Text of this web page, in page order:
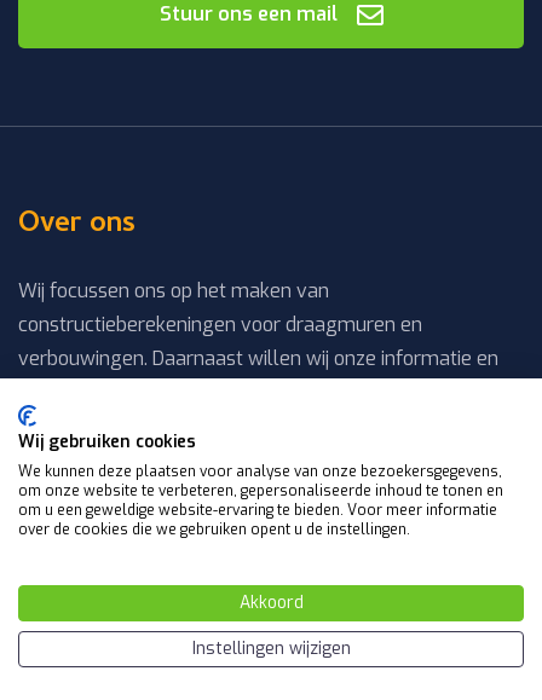
Stuur ons een mail
Over ons
Wij focussen ons op het maken van
constructieberekeningen voor draagmuren en
verbouwingen. Daarnaast willen wij onze informatie en
een eenvoudig verhaal wordt.
Navigation
Constructieberekeningen
Wij gebruiken cookies
We kunnen deze plaatsen voor analyse van onze bezoekersgegevens,
om onze website te verbeteren, gepersonaliseerde inhoud te tonen en
om u een geweldige website-ervaring te bieden. Voor meer informatie
over de cookies die we gebruiken opent u de instellingen.
Akkoord
Instellingen wijzigen